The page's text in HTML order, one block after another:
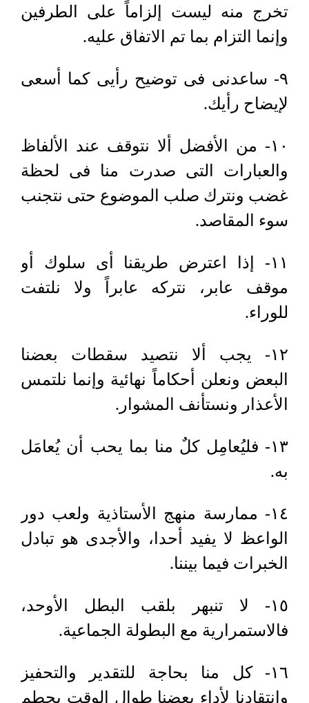
تخرج منه ليست إلزاماً على الطرفين
وإنما التزام بما تم الاتفاق عليه.
٩- ساعدنى فى توضيح رأيى كما أسعى
لإيضاح رأيك.
١٠- من الأفضل ألا نتوقف عند الألفاظ
والعبارات التى صدرت منا فى لحظة
غضب ونترك صلب الموضوع حتى نتجنب
سوء المقاصد.
١١- إذا اعترض طريقنا أى سلوك أو
موقف عابر، نتركه عابراً ولا نلتفت
للوراء.
١٢- يجب ألا نتصيد سقطات بعضنا
البعض ونعلن أحكاماً نهائية وإنما نلتمس
الأعذار ونستأنف المشوار.
١٣- فليُعامِل كلٌ منا بما يحب أن يُعامَل
به.
١٤- ممارسة منهج الأستاذية ولعب دور
الواعظ لا يفيد أحدا، والأجدى هو تبادل
الخبرات فيما بيننا.
١٥- لا تنبهر بلقب البطل الأوحد،
فالاستمرارية مع البطولة الجماعية.
١٦- كل منا بحاجة للتقدير والتحفيز
وانتقادنا لأداء بعضنا طوال الوقت يحطم